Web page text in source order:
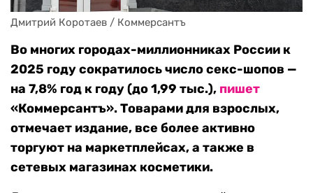
Дмитрий Коротаев / Коммерсантъ
Во многих городах-миллионниках России к
2025 году сократилось число секс-шопов —
на 7,8% год к году (до 1,99 тыс.), пишет
«Коммерсантъ». Товарами для взрослых,
отмечает издание, все более активно
торгуют на маркетплейсах, а также в
сетевых магазинах косметики.